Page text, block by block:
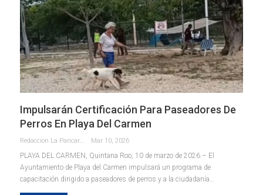
Impulsarán Certificación Para Paseadores De
Perros En Playa Del Carmen
Redaccion La Pancarta De Quintana Roo Mar 10, 2026
PLAYA DEL CARMEN, Quintana Roo, 10 de marzo de 2026.– El
Ayuntamiento de Playa del Carmen impulsará un programa de
capacitación dirigido a paseadores de perros y a la ciudadanía